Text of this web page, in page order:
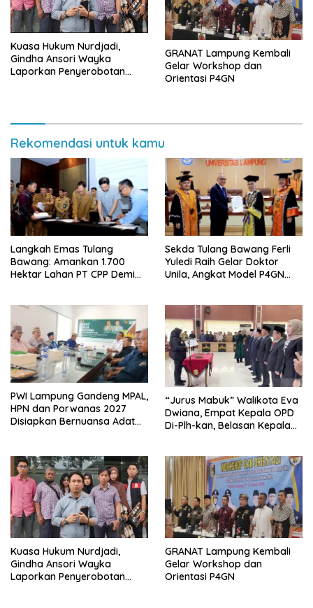
Kuasa Hukum Nurdjadi,
Gindha Ansori Wayka
Laporkan Penyerobotan
GRANAT Lampung Kembali
Gelar Workshop dan
Orientasi P4GN
Rekomendasi untuk kamu
Langkah Emas Tulang
Bawang: Amankan 1.700
Hektar Lahan PT CPP Demi
Sekda Tulang Bawang Ferli
Yuledi Raih Gelar Doktor
Unila, Angkat Model P4GN
PWI Lampung Gandeng MPAL,
HPN dan Porwanas 2027
Disiapkan Bernuansa Adat
“Jurus Mabuk” Walikota Eva
Dwiana, Empat Kepala OPD
Di-Plh-kan, Belasan Kepala
Kuasa Hukum Nurdjadi,
Gindha Ansori Wayka
Laporkan Penyerobotan
GRANAT Lampung Kembali
Gelar Workshop dan
Orientasi P4GN